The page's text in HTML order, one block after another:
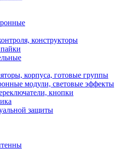
конструкторы
корпуса, готовые группы
модули, световые эффекты
кнопки
защиты